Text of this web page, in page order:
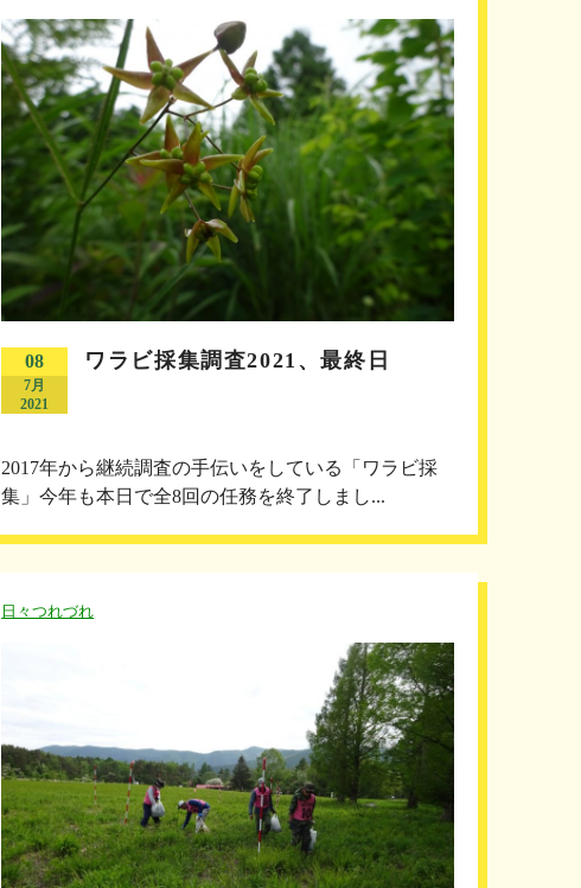
08
7月
2021
ワラビ採集調査2021、最終日
2017年から継続調査の手伝いをしている「ワラビ採
集」今年も本日で全8回の任務を終了しまし...
日々つれづれ